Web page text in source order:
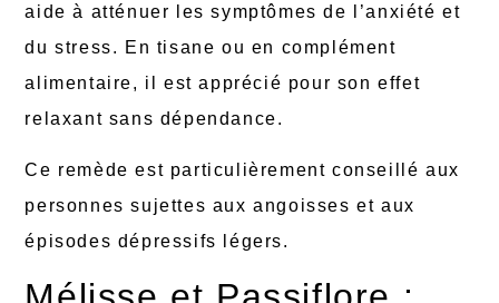
aide à atténuer les symptômes de l’anxiété et
du stress. En tisane ou en complément
alimentaire, il est apprécié pour son effet
relaxant sans dépendance.
Ce remède est particulièrement conseillé aux
personnes sujettes aux angoisses et aux
épisodes dépressifs légers.